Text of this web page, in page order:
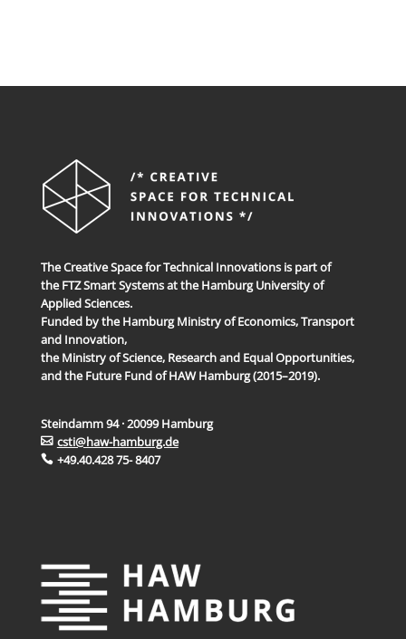
The Creative Space for Technical Innovations is part of
the FTZ Smart Systems at the Hamburg University of
Applied Sciences.
Funded by the Hamburg Ministry of Economics, Transport
and Innovation,
the Ministry of Science, Research and Equal Opportunities,
and the Future Fund of HAW Hamburg (2015–2019).
Steindamm 94 · 20099 Hamburg
csti@haw-hamburg.de
+49.40.428 75- 8407